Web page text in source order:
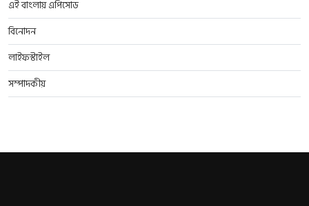
এই বাংলায় এপিসোড
বিনোদন
লাইফস্টাইল
সম্পাদকীয়